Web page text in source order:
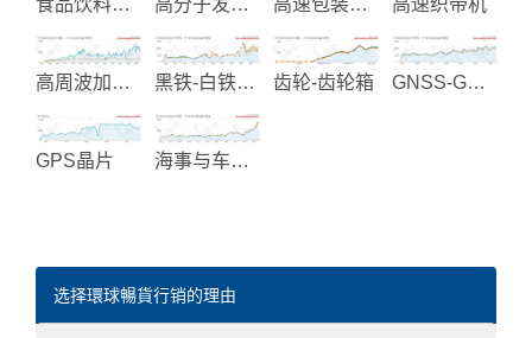
食品饮料及包装处理机械 高分子发泡材料制造 高速包装机械 高速织带机
高周波加热设备 黑铁-白铁螺丝和复合螺丝 齿轮-齿轮箱 GNSS-GPS系统整合
GPS晶片 海事与车用电气产品
选择環球暢貨行销的理由